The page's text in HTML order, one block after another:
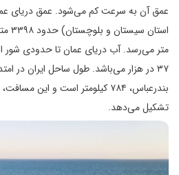
عمق آن به سرعت کم می‌شود. عمق دریای
متر می‌رسد. آب دریای عمان تا حدودی
۳۷ در هزار می‌باشد. طول ساحل ایران در
بندرعباس، ۷۸۴ کیلومتر است و این
تشکیل می‌دهد.